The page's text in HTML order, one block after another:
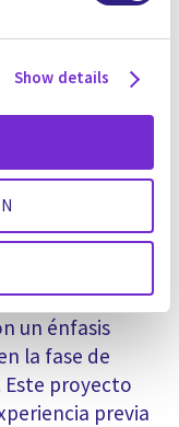
Show details
y aumentando
planta.
refuerza la
a cabo
en
y del
un alto nivel
salud,
un énfasis
la fase de
Este proyecto
previa